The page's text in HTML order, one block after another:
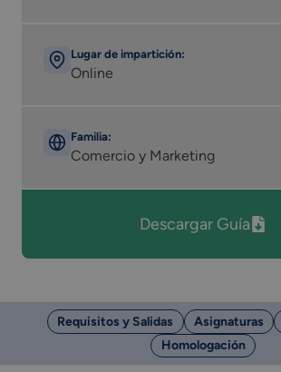
Lugar de impartición:
Online
Familia:
Comercio y Marketing
Descargar Guía
Requisitos y Salidas Asignaturas
Homologación